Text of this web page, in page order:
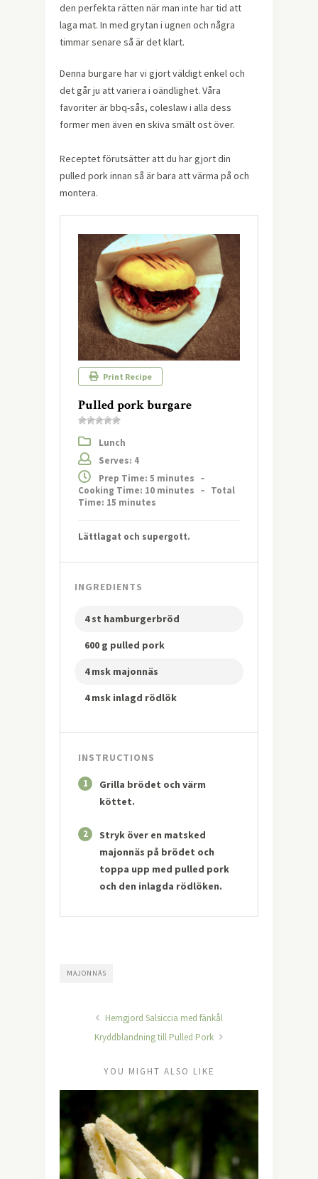
den perfekta rätten när man inte har tid att
laga mat. In med grytan i ugnen och några
timmar senare så är det klart.
Denna burgare har vi gjort väldigt enkel och
det går ju att variera i oändlighet. Våra
favoriter är bbq-sås, coleslaw i alla dess
former men även en skiva smält ost över.
Receptet förutsätter att du har gjort din
pulled pork innan så är bara att värma på och
montera.
Print Recipe
Pulled pork burgare
Lunch
Serves: 4
Prep Time: 5 minutes –
Cooking Time: 10 minutes – Total
Time: 15 minutes
Lättlagat och supergott.
INGREDIENTS
4 st hamburgerbröd
600 g pulled pork
4 msk majonnäs
4 msk inlagd rödlök
INSTRUCTIONS
1
Grilla brödet och värm
köttet.
2
Stryk över en matsked
majonnäs på brödet och
toppa upp med pulled pork
och den inlagda rödlöken.
MAJONNÄS
Hemgjord Salsiccia med fänkål
Kryddblandning till Pulled Pork
YOU MIGHT ALSO LIKE